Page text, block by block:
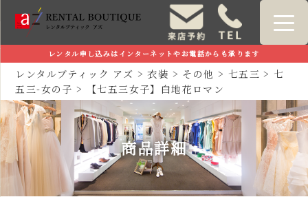
レンタル申し込みはインターネットやお電話からも承ります
レンタルブティック アズ >衣装 > その他 > 七五三 > 七
五三-女の子 > 【七五三女子】白地花ロマン
商品詳細